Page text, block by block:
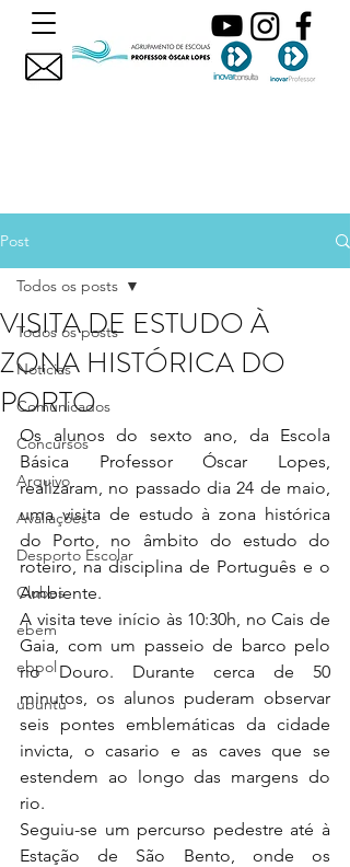
Post
Todos os posts
Noticias
Comunicados
Concursos
Arquivo
Avaliações
Desporto Escolar
Clubes
ebem
ebpol
ubuntu
Todos os posts
VISITA DE ESTUDO À
ZONA HISTÓRICA DO
PORTO
Os alunos do sexto ano, da Escola
Básica Professor Óscar Lopes,
realizaram, no passado dia 24 de maio,
uma visita de estudo à zona histórica
do Porto, no âmbito do estudo do
roteiro, na disciplina de Português e o
Ambiente.
A visita teve início às 10:30h, no Cais de
Gaia, com um passeio de barco pelo
rio Douro. Durante cerca de 50
minutos, os alunos puderam observar
seis pontes emblemáticas da cidade
invicta, o casario e as caves que se
estendem ao longo das margens do
rio.
Seguiu-se um percurso pedestre até à
Estação de São Bento, onde os